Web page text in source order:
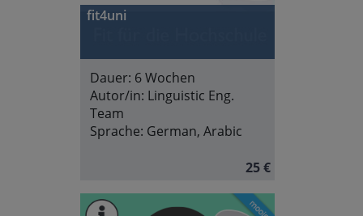
fit4uni
Dauer: 6 Wochen
Autor/in: Linguistic Eng.
Team
Sprache: German, Arabic
25 €